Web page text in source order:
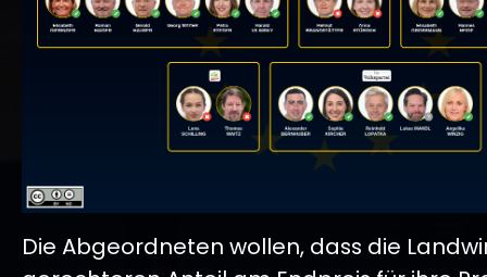
Die Abgeordneten wollen, dass die